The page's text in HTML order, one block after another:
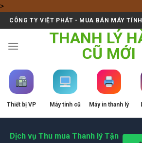
>Skip
to
content
CÔNG TY VIỆT PHÁT - MUA BÁN MÁY
THANH LÝ
CŨ MỚI
Thiết bị VP Máy tính cũ Máy in thanh lý
Dịch vụ Thu mua Thanh lý Tận